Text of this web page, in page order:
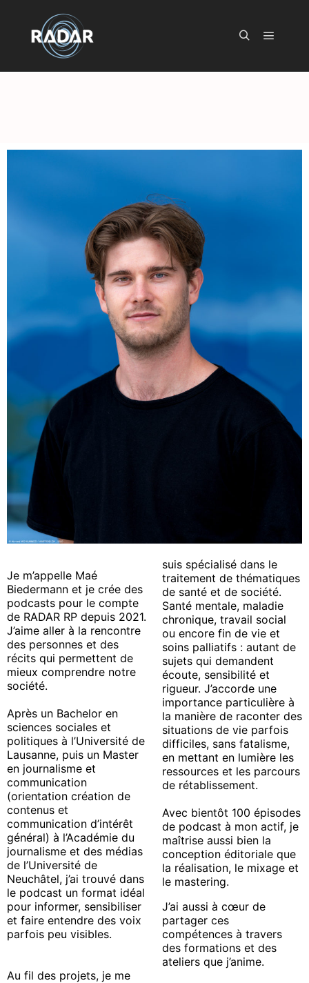
Je m’appelle Maé
Biedermann et je crée des
podcasts pour le compte
de RADAR RP depuis 2021.
J’aime aller à la rencontre
des personnes et des
récits qui permettent de
mieux comprendre notre
société.
Après un Bachelor en
sciences sociales et
politiques à l’Université de
Lausanne, puis un Master
en journalisme et
communication
(orientation création de
contenus et
communication d’intérêt
général) à l’Académie du
journalisme et des médias
de l’Université de
Neuchâtel, j’ai trouvé dans
le podcast un format idéal
pour informer, sensibiliser
et faire entendre des voix
parfois peu visibles.
Au fil des projets, je me
suis spécialisé dans le
traitement de thématiques
de santé et de société.
Santé mentale, maladie
chronique, travail social
ou encore fin de vie et
soins palliatifs : autant de
sujets qui demandent
écoute, sensibilité et
rigueur. J’accorde une
importance particulière à
la manière de raconter des
situations de vie parfois
difficiles, sans fatalisme,
en mettant en lumière les
ressources et les parcours
de rétablissement.
Avec bientôt 100 épisodes
de podcast à mon actif, je
maîtrise aussi bien la
conception éditoriale que
la réalisation, le mixage et
le mastering.
J’ai aussi à cœur de
partager ces
compétences à travers
des formations et des
ateliers que j’anime.